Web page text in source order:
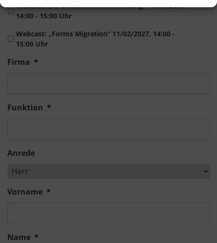
Webcast: „KI-Dokumentenverwaltung“ 14/01/2027,
14:00 - 15:00 Uhr
Webcast: „Forms Migration“ 11/02/2027, 14:00 -
15:00 Uhr
Firma *
Funktion *
Anrede
Vorname *
Name *